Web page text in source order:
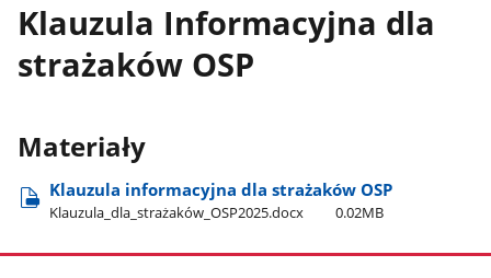
Klauzula Informacyjna dla
strażaków OSP
Materiały
Klauzula informacyjna dla strażaków OSP
Klauzula​_dla​_strażaków​_OSP2025.docx 0.02MB